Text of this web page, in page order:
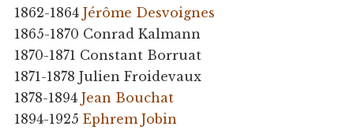
1862-1864 Jérôme Desvoignes
1865-1870 Conrad Kalmann
1870-1871 Constant Borruat
1871-1878 Julien Froidevaux
1878-1894 Jean Bouchat
1894-1925 Ephrem Jobin